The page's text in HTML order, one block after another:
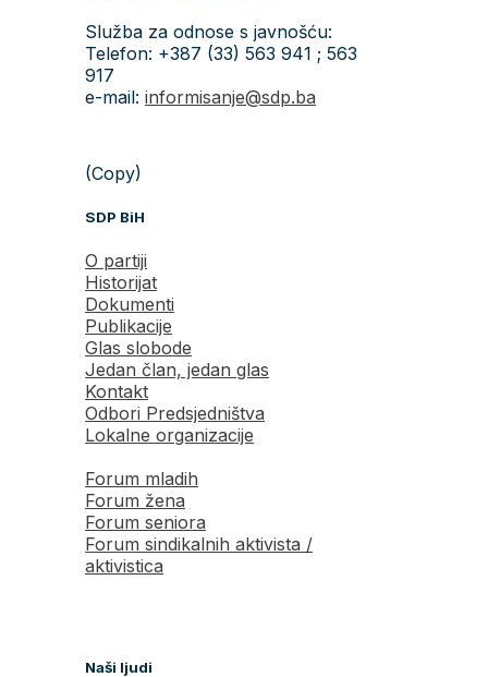
Služba za odnose s javnošću:
Telefon: +387 (33) 563 941 ; 563
917
e-mail: informisanje@sdp.ba
(Copy)
SDP BiH
O partiji
Historijat
Dokumenti
Publikacije
Glas slobode
Jedan član, jedan glas
Kontakt
Odbori Predsjedništva
Lokalne organizacije
Forum mladih
Forum žena
Forum seniora
Forum sindikalnih aktivista /
aktivistica
Naši ljudi